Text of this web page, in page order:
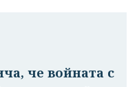
че войната с